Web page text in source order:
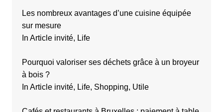
Les nombreux avantages d’une cuisine équipée
sur mesure
In Article invité, Life
Pourquoi valoriser ses déchets grâce à un broyeur
à bois ?
In Article invité, Life, Shopping, Utile